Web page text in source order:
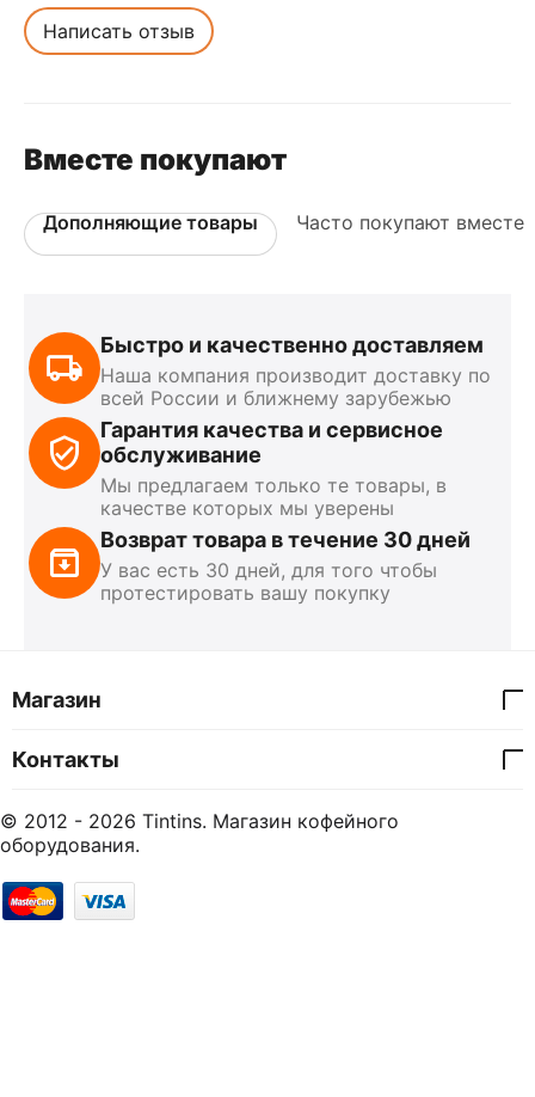
Написать отзыв
Вместе покупают
Дополняющие товары Часто покупают вместе
Быстро и качественно доставляем
Наша компания производит доставку по
всей России и ближнему зарубежью
Гарантия качества и сервисное
обслуживание
Мы предлагаем только те товары, в
качестве которых мы уверены
Возврат товара в течение 30 дней
У вас есть 30 дней, для того чтобы
протестировать вашу покупку
Магазин
Контакты
© 2012 - 2026 Tintins. Магазин кофейного
оборудования.